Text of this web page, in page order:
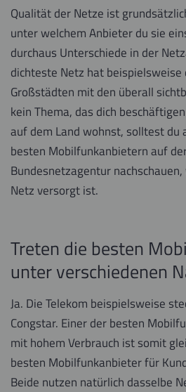
Qualität der Netze ist
unter welchem Anbieter du sie
durchaus Unterschiede in der
dichteste Netz hat beispielsweise
Großstädten mit den überall
kein Thema, das dich
auf dem Land wohnst, solltest du
besten Mobilfunkanbietern auf
Bundesnetzagentur
Netz versorgt ist.
Treten die besten
unter verschiedenen
Ja. Die Telekom beispielsweise
Congstar. Einer der besten
mit hohem Verbrauch ist somit
besten Mobilfunkanbieter für
Beide nutzen natürlich dasselbe